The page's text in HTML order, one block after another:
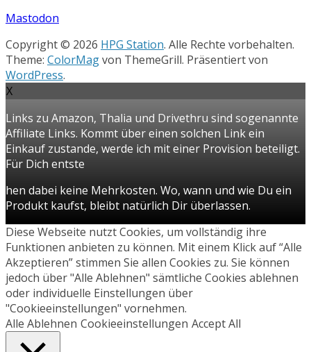
Mastodon
Copyright © 2026 HPG Station. Alle Rechte vorbehalten.
Theme: ColorMagvon ThemeGrill. Präsentiert von
WordPress.
X
Links zu Amazon, Thalia und Drivethru sind sogenannte
Affiliate Links. Kommt über einen solchen Link ein
Einkauf zustande, werde ich mit einer Provision beteiligt.
Für Dich entste
hen dabei keine Mehrkosten. Wo, wann und wie Du ein
Produkt kaufst, bleibt natürlich Dir überlassen.
Diese Webseite nutzt Cookies, um vollständig ihre
Funktionen anbieten zu können. Mit einem Klick auf “Alle
Akzeptieren” stimmen Sie allen Cookies zu. Sie können
jedoch über "Alle Ablehnen" sämtliche Cookies ablehnen
oder individuelle Einstellungen über
"Cookieeinstellungen" vornehmen.
Alle Ablehnen Cookieeinstellungen Accept All